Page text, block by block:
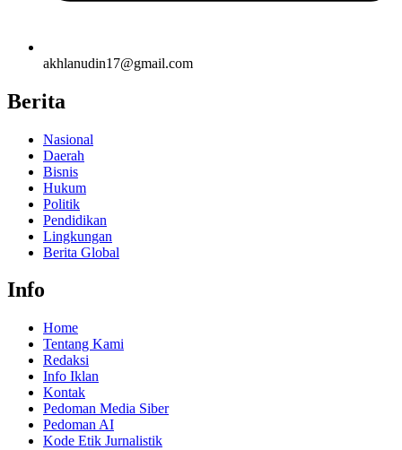
akhlanudin17@gmail.com
Berita
Nasional
Daerah
Bisnis
Hukum
Politik
Pendidikan
Lingkungan
Berita Global
Info
Home
Tentang Kami
Redaksi
Info Iklan
Kontak
Pedoman Media Siber
Pedoman AI
Kode Etik Jurnalistik